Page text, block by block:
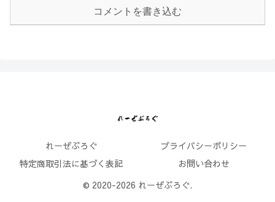
コメントを書き込む
れーぜぶろぐ
プライバシーポリシー
特定商取引法に基づく表記
お問い合わせ
© 2020-2026 れーぜぶろぐ.